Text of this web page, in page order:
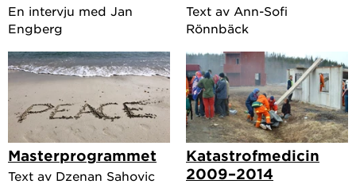
En intervju med Jan
Engberg
Text av Ann-Sofi
Rönnbäck
Masterprogrammet
Text av Dzenan Sahovic
Katastrofmedicin
2009–2014